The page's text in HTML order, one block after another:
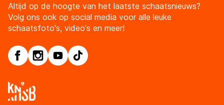
Altijd op de hoogte van het laatste schaatsnieuws?
Volg ons ook op social media voor alle leuke
schaatsfoto's, video's en meer!